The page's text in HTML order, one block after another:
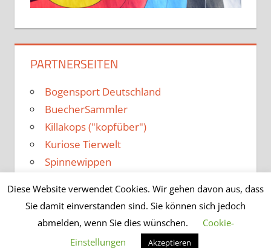
PARTNERSEITEN
Bogensport Deutschland
BuecherSammler
Killakops ("kopfüber")
Kuriose Tierwelt
Spinnewippen
WordPress-Theme: Tortuga von ThemeZee.
Diese Website verwendet Cookies. Wir gehen davon aus, dass
Sie damit einverstanden sind. Sie können sich jedoch
abmelden, wenn Sie dies wünschen.
Cookie-
Einstellungen
Akzeptieren